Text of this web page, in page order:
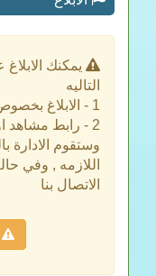
يمكنك
التاليه
1 - الابلاغ بخصوص حقوق النشر والطباعه
2 - رابط مشاهد او تحميل لا يعمل
وستقوم الادارة
اللازمه , وفي
الاتصال بنا